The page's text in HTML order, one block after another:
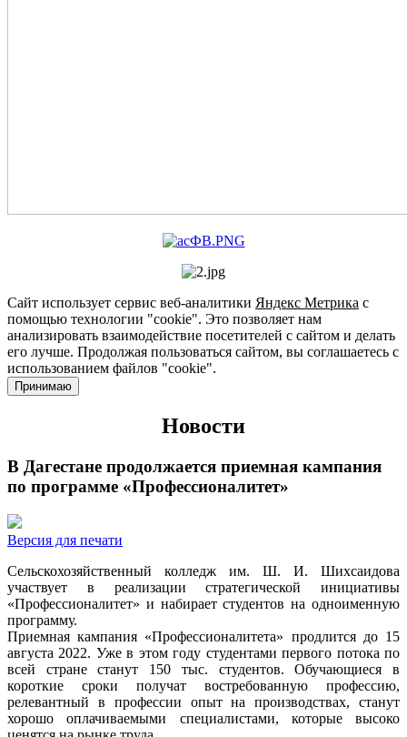
Сайт использует сервис веб-аналитики Яндекс Метрика с
помощью технологии "cookie". Это позволяет нам
анализировать взаимодействие посетителей с сайтом и делать
его лучше. Продолжая пользоваться сайтом, вы соглашаетесь с
использованием файлов "cookie".
Принимаю
Новости
В Дагестане продолжается приемная кампания
по программе «Профессионалитет»
Версия для печати
Сельскохозяйственный колледж им. Ш. И. Шихсаидова
участвует в реализации стратегической инициативы
«Профессионалитет» и набирает студентов на одноименную
программу.
Приемная кампания «Профессионалитета» продлится до 15
августа 2022. Уже в этом году студентами первого потока по
всей стране станут 150 тыс. студентов. Обучающиеся в
короткие сроки получат востребованную профессию,
релевантный в профессии опыт на производствах, станут
хорошо оплачиваемыми специалистами, которые высоко